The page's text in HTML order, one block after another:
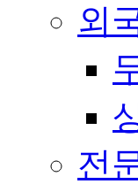
외
전